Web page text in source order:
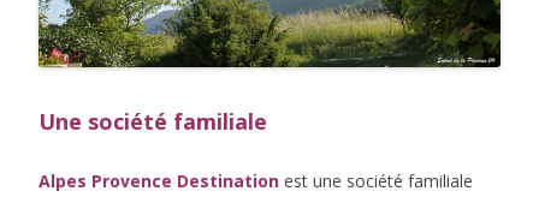
Une société familiale
Alpes Provence Destination est une société familiale